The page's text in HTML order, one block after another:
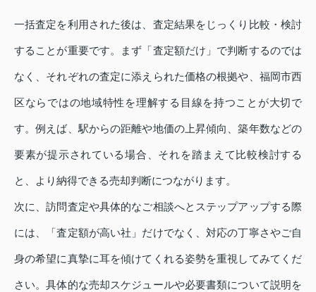
一括査定を利用された後は、査定結果をじっくり比較・検討
することが重要です。まず「査定額だけ」で判断するのでは
なく、それぞれの査定に添えられた価格の根拠や、福岡市西
区ならではの地域特性を理解する目線を持つことが大切で
す。例えば、駅からの距離や地価の上昇傾向、築年数などの
要素が提示されている場合、それを踏まえて比較検討する
と、より納得できる売却判断につながります。
次に、訪問査定や具体的なご相談へとステップアップする際
には、「査定額が高い社」だけでなく、対応の丁寧さやご自
身の希望に真摯に耳を傾けてくれる姿勢を重視してみてくだ
さい。具体的な売却スケジュールや必要書類について説明を